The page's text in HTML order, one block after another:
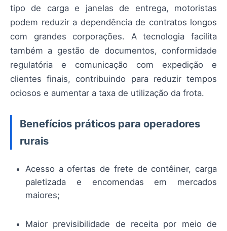
tipo de carga e janelas de entrega, motoristas
podem reduzir a dependência de contratos longos
com grandes corporações. A tecnologia facilita
também a gestão de documentos, conformidade
regulatória e comunicação com expedição e
clientes finais, contribuindo para reduzir tempos
ociosos e aumentar a taxa de utilização da frota.
Benefícios práticos para operadores
rurais
Acesso a ofertas de frete de contêiner, carga
paletizada e encomendas em mercados
maiores;
Maior previsibilidade de receita por meio de